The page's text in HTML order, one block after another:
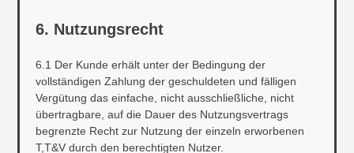
6. Nutzungsrecht
6.1 Der Kunde erhält unter der Bedingung der
vollständigen Zahlung der geschuldeten und fälligen
Vergütung das einfache, nicht ausschließliche, nicht
übertragbare, auf die Dauer des Nutzungsvertrags
begrenzte Recht zur Nutzung der einzeln erworbenen
T,T&V durch den berechtigten Nutzer.